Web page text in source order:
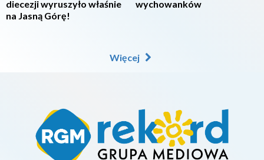
diecezji wyruszyło właśnie
na Jasną Górę!
wychowanków
Więcej